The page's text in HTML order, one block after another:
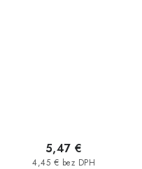
4,45 € bez DPH
5,47 €